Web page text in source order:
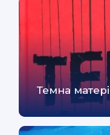
Темна